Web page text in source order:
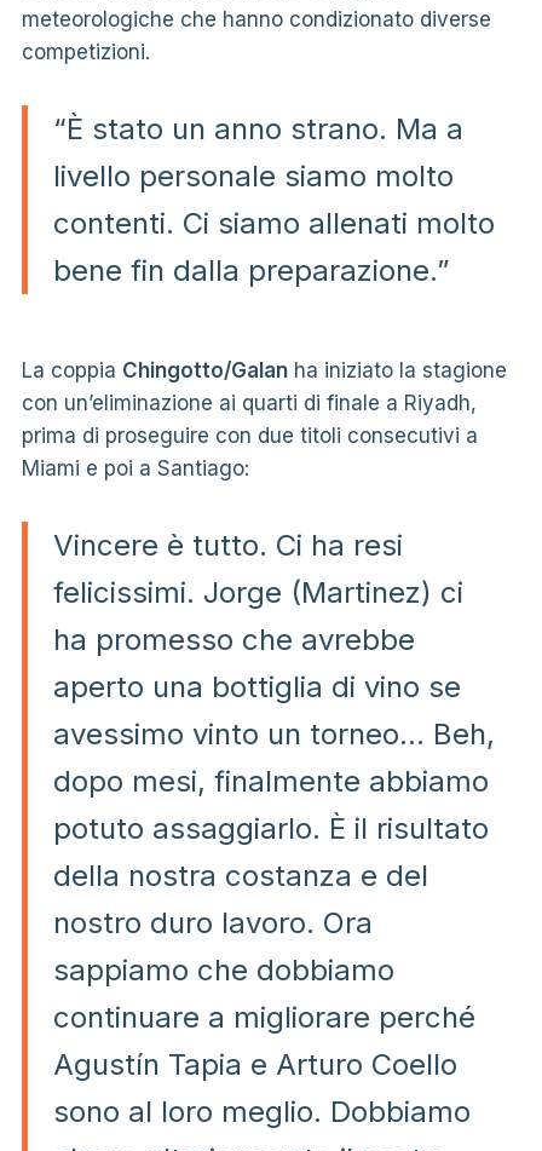
meteorologiche che hanno condizionato diverse
competizioni.
“È stato un anno strano. Ma a
livello personale siamo molto
contenti. Ci siamo allenati molto
bene fin dalla preparazione.”
La coppia Chingotto/Galanha iniziato la stagione
con un’eliminazione ai quarti di finale a Riyadh,
prima di proseguire con due titoli consecutivi a
Miami e poi a Santiago:
Vincere è tutto. Ci ha resi
felicissimi. Jorge (Martinez) ci
ha promesso che avrebbe
aperto una bottiglia di vino se
avessimo vinto un torneo… Beh,
dopo mesi, finalmente abbiamo
potuto assaggiarlo. È il risultato
della nostra costanza e del
nostro duro lavoro. Ora
sappiamo che dobbiamo
continuare a migliorare perché
Agustín Tapia e Arturo Coello
sono al loro meglio. Dobbiamo